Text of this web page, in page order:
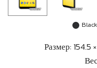
Black
Размер: 154.5